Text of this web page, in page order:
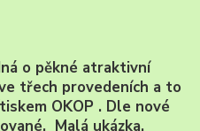
o pěkné atraktivní
třech provedeních a to
OKOP . Dle nové
Malá ukázka.